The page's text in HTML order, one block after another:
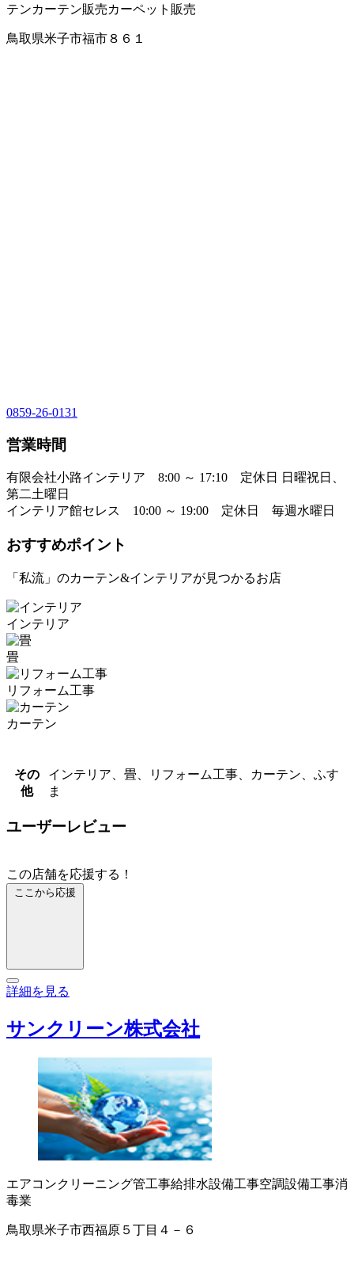
テンカーテン販売カーペット販売
鳥取県米子市福市８６１
0859-26-0131
営業時間
有限会社小路インテリア 8:00 ～ 17:10 定休日 日曜祝日、
第二土曜日
インテリア館セレス 10:00 ～ 19:00 定休日 毎週水曜日
おすすめポイント
「私流」のカーテン&インテリアが見つかるお店
インテリア
畳
リフォーム工事
カーテン
その
他
インテリア、畳、リフォーム工事、カーテン、ふす
ま
ユーザーレビュー
この店舗を応援する！
ここから応援
詳細を見る
サンクリーン株式会社
エアコンクリーニング管工事給排水設備工事空調設備工事消
毒業
鳥取県米子市西福原５丁目４－６